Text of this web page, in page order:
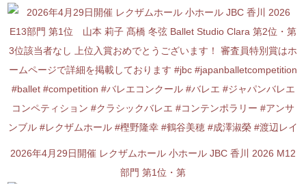
2026年4月29日開催 レクザムホール 小ホール JBC 香川 2026 M12
部門 第1位・第